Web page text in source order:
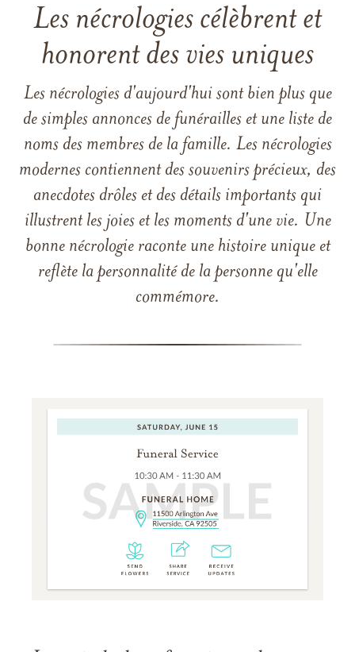
Les nécrologies célèbrent et
honorent des vies uniques
Les nécrologies d'aujourd'hui sont bien plus que
de simples annonces de funérailles et une liste de
noms des membres de la famille. Les nécrologies
modernes contiennent des souvenirs précieux, des
anecdotes drôles et des détails importants qui
illustrent les joies et les moments d'une vie. Une
bonne nécrologie raconte une histoire unique et
reflète la personnalité de la personne qu'elle
commémore.